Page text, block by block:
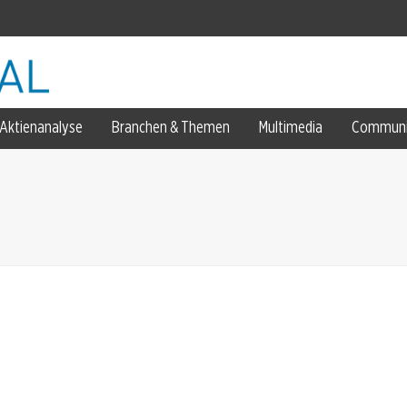
Aktienanalyse Branchen & Themen Multimedia